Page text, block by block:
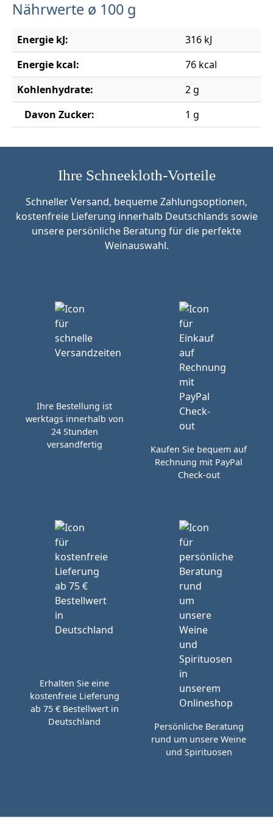
Nährwerte ø 100 g
Energie kJ:
316 kJ
Energie kcal:
76 kcal
Kohlenhydrate:
2 g
Davon Zucker:
1 g
Ihre Schneekloth-Vorteile
Schneller Versand, bequeme Zahlungsoptionen,
kostenfreie Lieferung innerhalb Deutschlands sowie
unsere persönliche Beratung für die perfekte
Weinauswahl.
Ihre Bestellung ist
werktags innerhalb von
24 Stunden
versandfertig
Kaufen Sie bequem auf
Rechnung mit PayPal
Check-out
Erhalten Sie eine
kostenfreie Lieferung
ab 75 € Bestellwert in
Deutschland
Persönliche Beratung
rund um unsere Weine
und Spirituosen